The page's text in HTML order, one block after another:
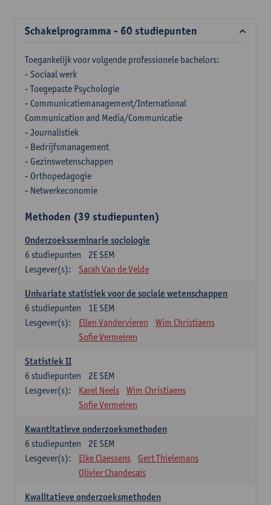
Schakelprogramma - 60 studiepunten
Toegankelijk voor volgende professionele bachelors:
- Sociaal werk
- Toegepaste Psychologie
- Communicatiemanagement/International
Communication and Media/Communicatie
- Journalistiek
- Bedrijfsmanagement
- Gezinswetenschappen
- Orthopedagogie
- Netwerkeconomie
Methoden (39 studiepunten)
Onderzoeksseminarie sociologie
2E SEM
6 studiepunten
Lesgever(s):
Sarah Van de Velde
Univariate statistiek voor de sociale wetenschappen
1E SEM
6 studiepunten
Lesgever(s):
Ellen Vandervieren
Wim Christiaens
Sofie Vermeiren
Statistiek II
2E SEM
6 studiepunten
Lesgever(s):
Karel Neels
Wim Christiaens
Sofie Vermeiren
Kwantitatieve onderzoeksmethoden
2E SEM
6 studiepunten
Lesgever(s):
Elke Claessens
Gert Thielemans
Olivier Chandesais
Kwalitatieve onderzoeksmethoden